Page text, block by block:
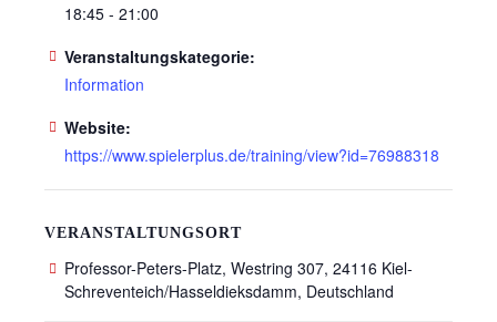
18:45 - 21:00
Veranstaltungskategorie:
Information
Website:
https://www.spielerplus.de/training/view?id=76988318
VERANSTALTUNGSORT
Professor-Peters-Platz, Westring 307, 24116 Kiel-
Schreventeich/Hasseldieksdamm, Deutschland